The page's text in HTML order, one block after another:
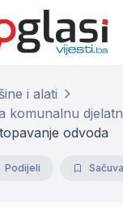
i alati
komunalnu
odvoda
Podijeli